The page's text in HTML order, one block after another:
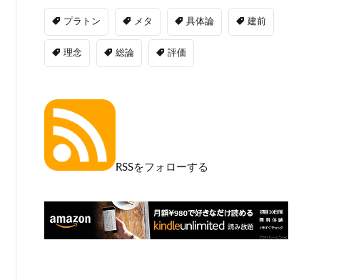
プラトン メタ 具体論 建前
理念 総論 評価
RSSをフォローする